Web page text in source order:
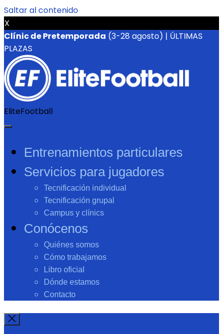
Saltar al contenido
X
Clínic de Pretemporada (3-28 agosto) | ÚLTIMAS
PLAZAS
EliteFootball
Entrenamientos particulares
Servicios para jugadores
Tecnificación individual
Tecnificación grupal
Campus y clínics
Conócenos
Quiénes somos
Cómo trabajamos
Libro oficial
Dónde estamos
Contacto